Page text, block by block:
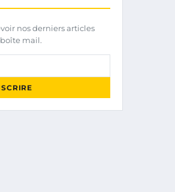
nos derniers articles
mail.